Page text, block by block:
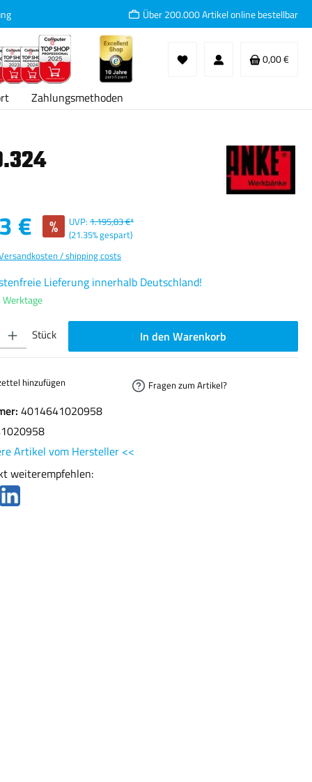
Über 200.000 Artikel online bestellbar
0,00 €
Zahlungsmethoden
€ % UVP: 1.195,83 €*
(21.35% gespart)
/ shipping costs
Lieferung innerhalb Deutschland!
den gewünschten Wert ein oder benutze die Schaltflächen um die Anzahl zu erhöhen
Stück In den Warenkorb
hinzufügen Fragen zum Artikel?
4014641020958
Artikel vom Hersteller <<
weiterempfehlen: